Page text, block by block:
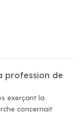
profession de
exerçant la
concernait